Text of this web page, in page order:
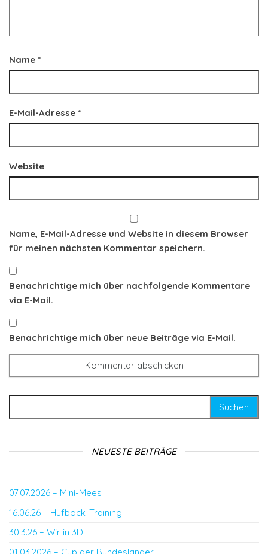
Name *
E-Mail-Adresse *
Website
Name, E-Mail-Adresse und Website in diesem Browser
für meinen nächsten Kommentar speichern.
Benachrichtige mich über nachfolgende Kommentare
via E-Mail.
Benachrichtige mich über neue Beiträge via E-Mail.
NEUESTE BEITRÄGE
07.07.2026 – Mini-Mees
16.06.26 – Hufbock-Training
30.3.26 – Wir in 3D